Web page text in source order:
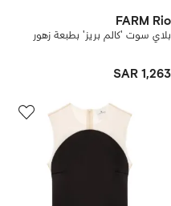
FARM Rio
بلاي سوت 'كالم بريز' بطبعة زهور
SAR 1,263